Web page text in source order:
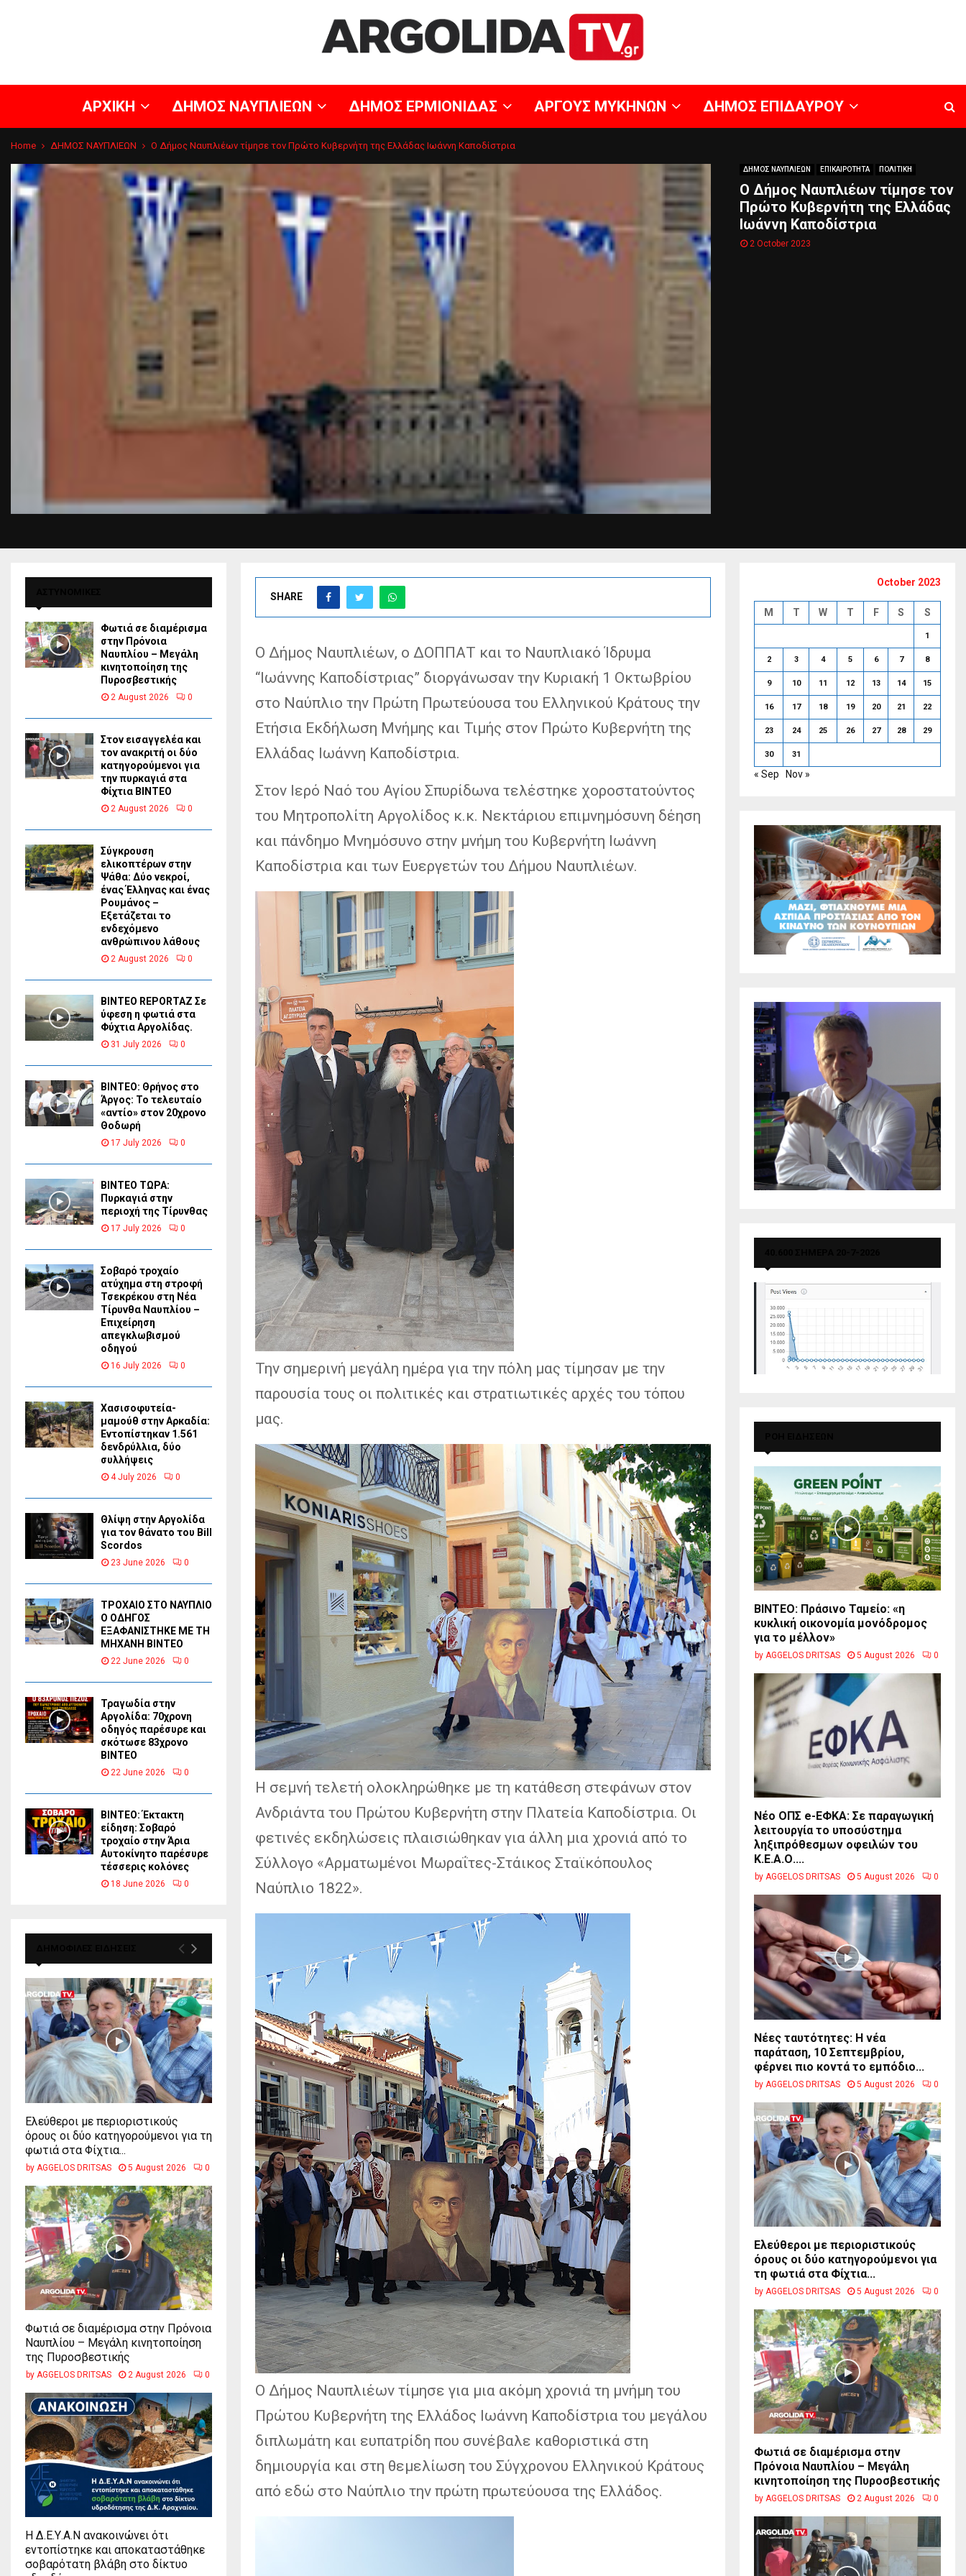
ΑΡΧΙΚΗ ΔΗΜΟΣ ΝΑΥΠΛΙΕΩΝ ΔΗΜΟΣ ΕΡΜΙΟΝΙΔΑΣ ΑΡΓΟΥΣ ΜΥΚΗΝΩΝ ΔΗΜΟΣ ΕΠΙΔΑΥΡΟΥ
Home ΔΗΜΟΣ ΝΑΥΠΛΙΕΩΝ Ο Δήμος Ναυπλιέων τίμησε τον Πρώτο Κυβερνήτη της Ελλάδας Ιωάννη Καποδίστρια
ΔΗΜΟΣ ΝΑΥΠΛΙΕΩΝ ΕΠΙΚΑΙΡΟΤΗΤΑ ΠΟΛΙΤΙΚΗ
Ο Δήμος Ναυπλιέων τίμησε τον
Πρώτο Κυβερνήτη της Ελλάδας
Ιωάννη Καποδίστρια
2 October 2023
SHARE
Ο Δήμος Ναυπλιέων, ο ΔΟΠΠΑΤ και το Ναυπλιακό Ίδρυμα
“Ιωάννης Καποδίστριας” διοργάνωσαν την Κυριακή 1 Οκτωβρίου
στο Ναύπλιο την Πρώτη Πρωτεύουσα του Ελληνικού Κράτους την
Ετήσια Εκδήλωση Μνήμης και Τιμής στον Πρώτο Κυβερνήτη της
Ελλάδας Ιωάννη Καποδίστρια.
Στον Ιερό Ναό του Αγίου Σπυρίδωνα τελέστηκε χοροστατούντος
του Μητροπολίτη Αργολίδος κ.κ. Νεκτάριου επιμνημόσυνη δέηση
και πάνδημο Μνημόσυνο στην μνήμη του Κυβερνήτη Ιωάννη
Καποδίστρια και των Ευεργετών του Δήμου Ναυπλιέων.
Την σημερινή μεγάλη ημέρα για την πόλη μας τίμησαν με την
παρουσία τους οι πολιτικές και στρατιωτικές αρχές του τόπου
μας.
Η σεμνή τελετή ολοκληρώθηκε με τη κατάθεση στεφάνων στον
Ανδριάντα του Πρώτου Κυβερνήτη στην Πλατεία Καποδίστρια. Οι
φετινές εκδηλώσεις πλαισιώθηκαν για άλλη μια χρονιά από το
Σύλλογο «Αρματωμένοι Μωραΐτες-Στάικος Σταϊκόπουλος
Ναύπλιο 1822».
Ο Δήμος Ναυπλιέων τίμησε για μια ακόμη χρονιά τη μνήμη του
Πρώτου Κυβερνήτη της Ελλάδος Ιωάννη Καποδίστρια του μεγάλου
διπλωμάτη και ευπατρίδη που συνέβαλε καθοριστικά στη
δημιουργία και στη θεμελίωση του Σύγχρονου Ελληνικού Κράτους
από εδώ στο Ναύπλιο την πρώτη πρωτεύουσα της Ελλάδος.
Φωτιά σε διαμέρισμα
στην Πρόνοια
Ναυπλίου – Μεγάλη
κινητοποίηση της
Πυροσβεστικής
2 August 2026 0
Στον εισαγγελέα και
τον ανακριτή οι δύο
κατηγορούμενοι για
την πυρκαγιά στα
Φίχτια ΒΙΝΤΕΟ
2 August 2026 0
Σύγκρουση
ελικοπτέρων στην
Ψάθα: Δύο νεκροί,
ένας Έλληνας και ένας
Ρουμάνος –
Εξετάζεται το
ενδεχόμενο
ανθρώπινου λάθους
2 August 2026 0
BINTEO REPORTAZ Σε
ύφεση η φωτιά στα
Φύχτια Αργολίδας.
31 July 2026 0
ΒΙΝΤΕΟ: Θρήνος στο
Άργος: Το τελευταίο
«αντίο» στον 20χρονο
Θοδωρή
17 July 2026 0
ΒΙΝΤΕΟ ΤΩΡΑ:
Πυρκαγιά στην
περιοχή της Τίρυνθας
17 July 2026 0
Σοβαρό τροχαίο
ατύχημα στη στροφή
Τσεκρέκου στη Νέα
Τίρυνθα Ναυπλίου –
Επιχείρηση
απεγκλωβισμού
οδηγού
16 July 2026 0
Χασισοφυτεία-
μαμούθ στην Αρκαδία:
Εντοπίστηκαν 1.561
δενδρύλλια, δύο
συλλήψεις
4 July 2026 0
Θλίψη στην Αργολίδα
για τον θάνατο του Bill
Scordos
23 June 2026 0
ΤΡΟΧΑΙΟ ΣΤΟ ΝΑΥΠΛΙΟ
Ο ΟΔΗΓΟΣ
ΕΞΑΦΑΝΙΣΤΗΚΕ ΜΕ ΤΗ
ΜΗΧΑΝΗ ΒΙΝΤΕΟ
22 June 2026 0
Τραγωδία στην
Αργολίδα: 70χρονη
οδηγός παρέσυρε και
σκότωσε 83χρονο
ΒΙΝΤΕΟ
22 June 2026 0
ΒΙΝΤΕΟ: Έκτακτη
είδηση: Σοβαρό
τροχαίο στην Άρια
Αυτοκίνητο παρέσυρε
τέσσερις κολόνες
18 June 2026 0
Ελεύθεροι με περιοριστικούς
όρους οι δύο κατηγορούμενοι για τη
φωτιά στα Φίχτια...
by AGGELOS DRITSAS 5 August 2026 0
Φωτιά σε διαμέρισμα στην Πρόνοια
Ναυπλίου – Μεγάλη κινητοποίηση
της Πυροσβεστικής
by AGGELOS DRITSAS 2 August 2026 0
Η Δ.Ε.Υ.Α.Ν ανακοινώνει ότι
εντοπίστηκε και αποκαταστάθηκε
σοβαρότατη βλάβη στο δίκτυο
October 2023
M T W T F S S
1
2 3 4 5 6 7 8
9 10 11 12 13 14 15
16 17 18 19 20 21 22
23 24 25 26 27 28 29
30 31
« Sep Nov »
BINTEO: Πράσινο Ταμείο: «η
κυκλική οικονομία μονόδρομος
για το μέλλον»
by AGGELOS DRITSAS 5 August 2026 0
Νέο ΟΠΣ e-ΕΦΚΑ: Σε παραγωγική
λειτουργία το υποσύστημα
ληξιπρόθεσμων οφειλών του
Κ.Ε.Α.Ο....
by AGGELOS DRITSAS 5 August 2026 0
Νέες ταυτότητες: Η νέα
παράταση, 10 Σεπτεμβρίου,
φέρνει πιο κοντά το εμπόδιο...
by AGGELOS DRITSAS 5 August 2026 0
Ελεύθεροι με περιοριστικούς
όρους οι δύο κατηγορούμενοι για
τη φωτιά στα Φίχτια...
by AGGELOS DRITSAS 5 August 2026 0
Φωτιά σε διαμέρισμα στην
Πρόνοια Ναυπλίου – Μεγάλη
κινητοποίηση της Πυροσβεστικής
by AGGELOS DRITSAS 2 August 2026 0